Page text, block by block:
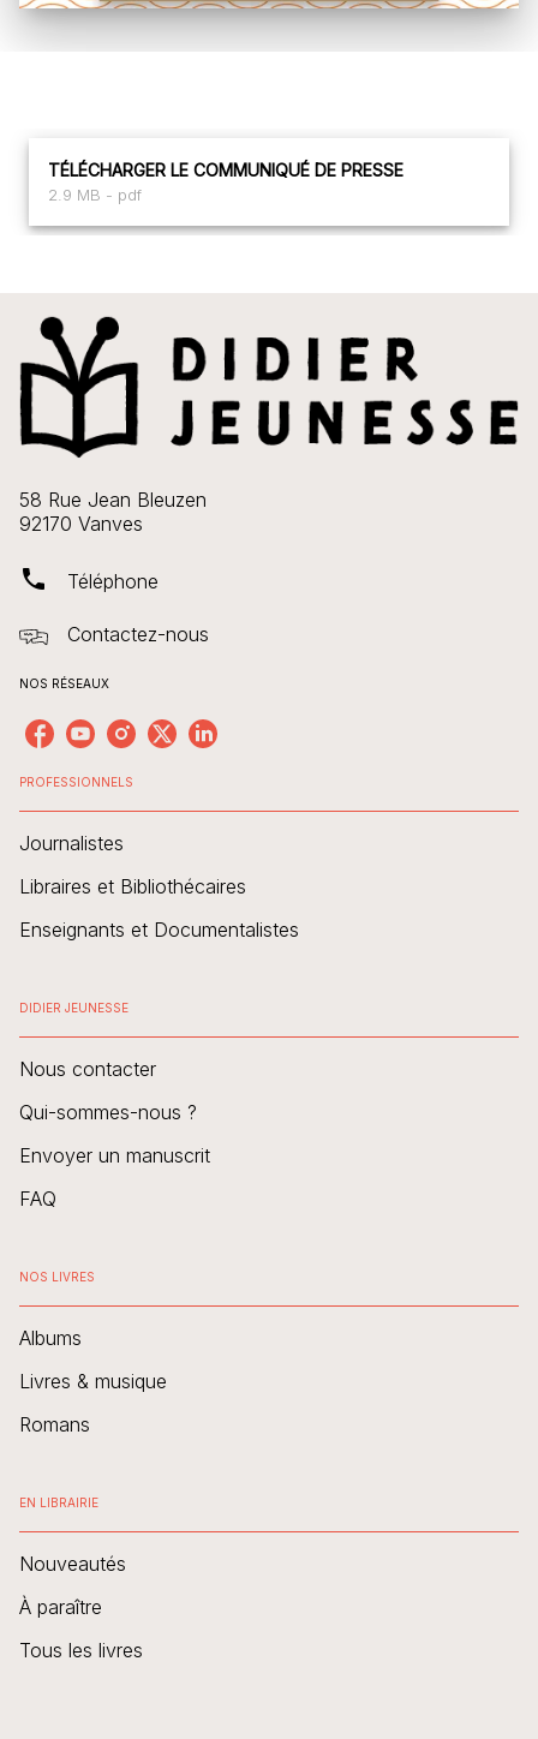
TÉLÉCHARGER LE COMMUNIQUÉ DE PRESSE
2.9 MB - pdf
58 Rue Jean Bleuzen
92170 Vanves
phone Téléphone
Contactez-nous
NOS RÉSEAUX
PROFESSIONNELS
Journalistes
Libraires et Bibliothécaires
Enseignants et Documentalistes
DIDIER JEUNESSE
Nous contacter
Qui-sommes-nous ?
Envoyer un manuscrit
FAQ
NOS LIVRES
Albums
Livres & musique
Romans
EN LIBRAIRIE
Nouveautés
À paraître
Tous les livres